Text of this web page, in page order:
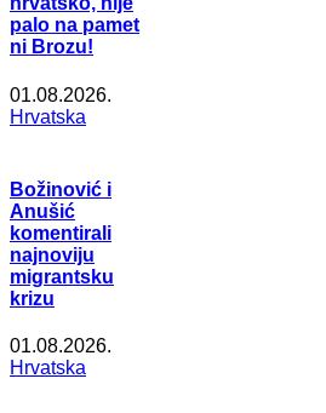
palo na pamet
ni Brozu!
01.08.2026.
Hrvatska
Božinović i
Anušić
komentirali
najnoviju
migrantsku
krizu
01.08.2026.
Hrvatska